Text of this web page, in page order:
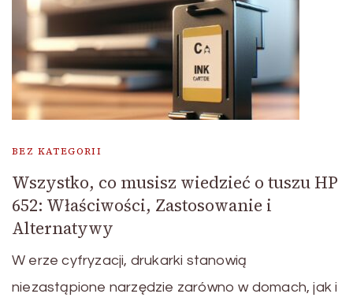
BEZ KATEGORII
Wszystko, co musisz wiedzieć o tuszu HP
652: Właściwości, Zastosowanie i
Alternatywy
W erze cyfryzacji, drukarki stanowią
niezastąpione narzędzie zarówno w domach, jak i